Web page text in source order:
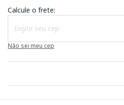
Calcule o frete:
Não sei meu cep